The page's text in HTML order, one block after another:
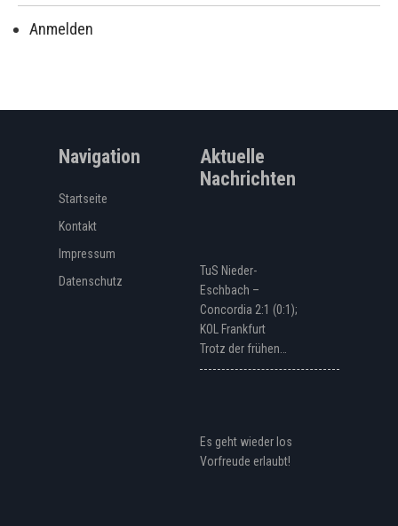
Anmelden
Navigation
Startseite
Kontakt
Impressum
Datenschutz
Aktuelle
Nachrichten
TuS Nieder-
Eschbach –
Concordia 2:1 (0:1);
KOL Frankfurt
Trotz der frühen…
Es geht wieder los
Vorfreude erlaubt!